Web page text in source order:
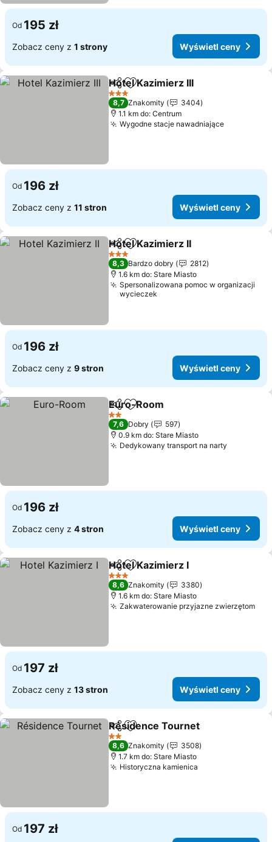
Od 195 zł
Zobacz ceny z 1 strony Wyświetl ceny
Udostępnij
Dodaj do ulubionych
Hotel Kazimierz III
3 Kategoria
8,7 Znakomity
3404
1.1 km do: Centrum
Wygodne stacje nawadniająceWyświetl
Od 196 zł
Zobacz ceny z 11 stron Wyświetl ceny
Udostępnij
Dodaj do ulubionych
Hotel Kazimierz II
3 Kategoria
8,3 Bardzo dobry
2812
1.6 km do: Stare Miasto
Spersonalizowana pomoc w organizacji
wycieczek
Od 196 zł
Zobacz ceny z 9 stron Wyświetl ceny
Udostępnij
Dodaj do ulubionych
Euro-Room
2 Kategoria
7,6 Dobry
597
0.9 km do: Stare Miasto
Dedykowany transport na narty
Od 196 zł
Zobacz ceny z 4 stron Wyświetl ceny
Udostępnij
Dodaj do ulubionych
Hotel Kazimierz I
3 Kategoria
8,6 Znakomity
3380
1.6 km do: Stare Miasto
Zakwaterowanie przyjazne zwierzętom
Od 197 zł
Zobacz ceny z 13 stron Wyświetl ceny
Udostępnij
Dodaj do ulubionych
Résidence Tournet
2 Kategoria
8,6 Znakomity
3508
1.7 km do: Stare Miasto
Historyczna kamienica
Od 197 zł